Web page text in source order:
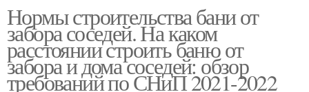
Нормы строительства бани от
забора соседей. На каком
расстоянии строить баню от
забора и дома соседей: обзор
требований по СНиП 2021-2022